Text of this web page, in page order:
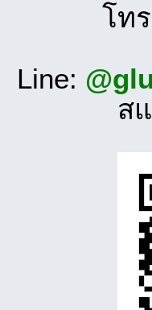
โท
Line:
ส